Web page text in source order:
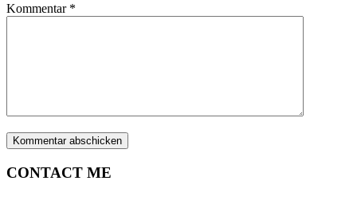
Kommentar *
CONTACT ME